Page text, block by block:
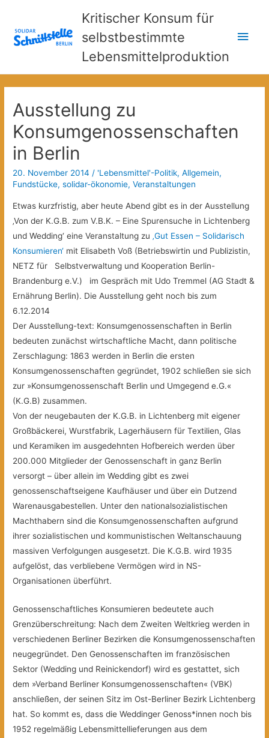
Kritischer Konsum für
selbstbestimmte
Lebensmittelproduktion
Ausstellung zu
Konsumgenossenschaften
in Berlin
20. November 2014 / 'Lebensmittel'-Politik,Allgemein,
Fundstücke,solidar-ökonomie,Veranstaltungen
Etwas kurzfristig, aber heute Abend gibt es in der Ausstellung
‚Von der K.G.B. zum V.B.K. – Eine Spurensuche in Lichtenberg
und Wedding‘ eine Veranstaltung zu ‚Gut Essen – Solidarisch
Konsumieren‘ mit Elisabeth Voß (Betriebswirtin und Publizistin,
NETZ für Selbstverwaltung und Kooperation Berlin-
Brandenburg e.V.) im Gespräch mit Udo Tremmel (AG Stadt &
Ernährung Berlin). Die Ausstellung geht noch bis zum
6.12.2014
Der Ausstellung-text: Konsumgenossenschaften in Berlin
bedeuten zunächst wirtschaftliche Macht, dann politische
Zerschlagung: 1863 werden in Berlin die ersten
Konsumgenossenschaften gegründet, 1902 schließen sie sich
zur »Konsumgenossenschaft Berlin und Umgegend e.G.«
(K.G.B) zusammen.
Von der neugebauten der K.G.B. in Lichtenberg mit eigener
Großbäckerei, Wurstfabrik, Lagerhäusern für Textilien, Glas
und Keramiken im ausgedehnten Hofbereich werden über
200.000 Mitglieder der Genossenschaft in ganz Berlin
versorgt – über allein im Wedding gibt es zwei
genossenschaftseigene Kaufhäuser und über ein Dutzend
Warenausgabestellen. Unter den nationalsozialistischen
Machthabern sind die Konsumgenossenschaften aufgrund
ihrer sozialistischen und kommunistischen Weltanschauung
massiven Verfolgungen ausgesetzt. Die K.G.B. wird 1935
aufgelöst, das verbliebene Vermögen wird in NS-
Organisationen überführt.
Genossenschaftliches Konsumieren bedeutete auch
Grenzüberschreitung: Nach dem Zweiten Weltkrieg werden in
verschiedenen Berliner Bezirken die Konsumgenossenschaften
neugegründet. Den Genossenschaften im französischen
Sektor (Wedding und Reinickendorf) wird es gestattet, sich
dem »Verband Berliner Konsumgenossenschaften« (VBK)
anschließen, der seinen Sitz im Ost-Berliner Bezirk Lichtenberg
hat. So kommt es, dass die Weddinger Genoss*innen noch bis
1952 regelmäßig Lebensmittellieferungen aus dem